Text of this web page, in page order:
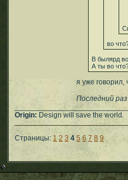
во
В былярд
А ты во
я уже говорил,
Последний
Origin: Design will save the world.
Страницы: 1 2 3 4 5 6 7 8 9